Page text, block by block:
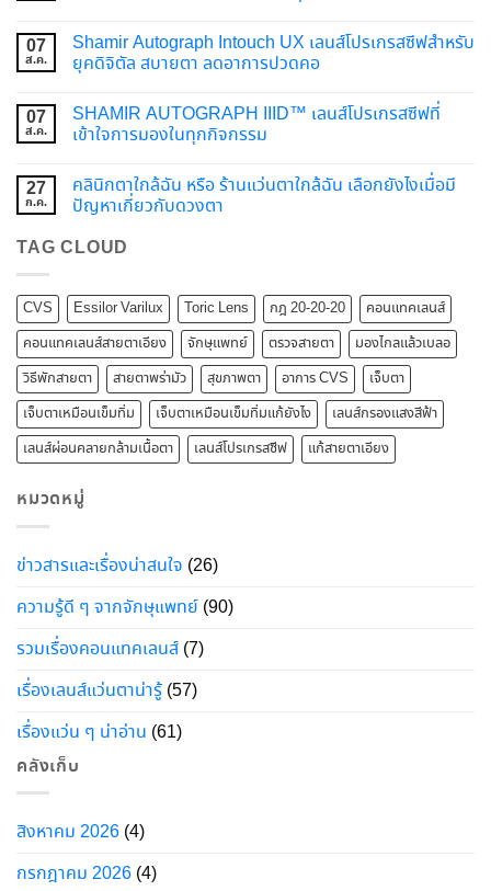
07
ส.ค.
Shamir Autograph Intouch UX เลนส์โปรเกรสซีฟสำหรับ
ยุคดิจิตัล สบายตา ลดอาการปวดคอ
07
ส.ค.
SHAMIR AUTOGRAPH IIID™ เลนส์โปรเกรสซีฟที่
เข้าใจการมองในทุกกิจกรรม
27
ก.ค.
คลินิกตาใกล้ฉัน หรือ ร้านแว่นตาใกล้ฉัน เลือกยังไงเมื่อมี
ปัญหาเกี่ยวกับดวงตา
TAG CLOUD
CVS Essilor Varilux Toric Lens กฎ 20-20-20
คอนแทคเลนส์
คอนแทคเลนส์สายตาเอียง
จักษุแพทย์ ตรวจสายตา
มองไกลแล้วเบลอ
วิธีพักสายตา
สายตาพร่ามัว สุขภาพตา อาการ CVS
เจ็บตา
เจ็บตาเหมือนเข็มทิ่ม
เจ็บตาเหมือนเข็มทิ่มแก้ยังไง
เลนส์กรองแสงสีฟ้า
เลนส์ผ่อนคลายกล้ามเนื้อตา
เลนส์โปรเกรสซีฟ แก้สายตาเอียง
หมวดหมู่
ข่าวสารและเรื่องน่าสนใจ (26)
ความรู้ดี ๆ จากจักษุแพทย์ (90)
รวมเรื่องคอนแทคเลนส์ (7)
เรื่องเลนส์แว่นตาน่ารู้ (57)
เรื่องแว่น ๆ น่าอ่าน (61)
คลังเก็บ
สิงหาคม 2026 (4)
กรกฎาคม 2026 (4)